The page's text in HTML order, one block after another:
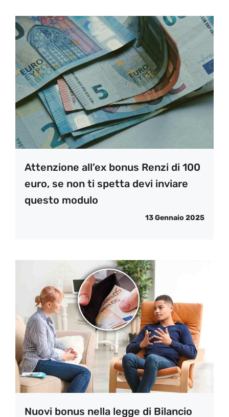
Attenzione all’ex bonus Renzi di 100
euro, se non ti spetta devi inviare
questo modulo
13 Gennaio 2025
Nuovi bonus nella legge di Bilancio